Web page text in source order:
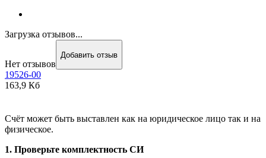
Загрузка отзывов...
Нет отзывов
Добавить отзыв
19526-00
163,9 Кб
Счёт может быть выставлен как на юридическое лицо так и на
физическое.
1. Проверьте комплектность СИ